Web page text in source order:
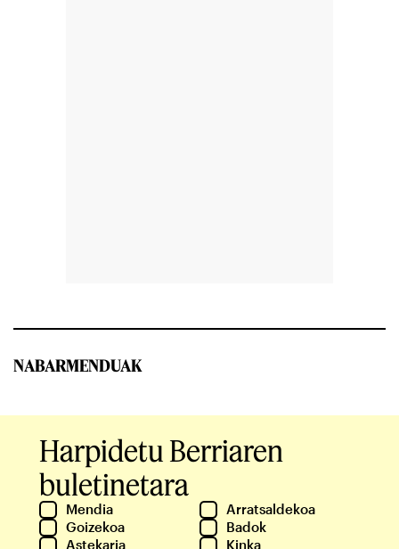
NABARMENDUAK
Harpidetu Berriaren
buletinetara
Mendia
Arratsaldekoa
Goizekoa
Badok
Astekaria
Kinka